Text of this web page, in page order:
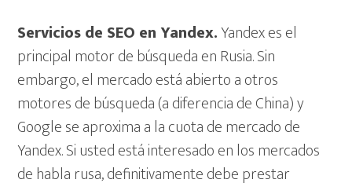
Servicios de SEO en Yandex.Yandex es el
principal motor de búsqueda en Rusia. Sin
embargo, el mercado está abierto a otros
motores de búsqueda (a diferencia de China) y
Google se aproxima a la cuota de mercado de
Yandex. Si usted está interesado en los mercados
de habla rusa, definitivamente debe prestar